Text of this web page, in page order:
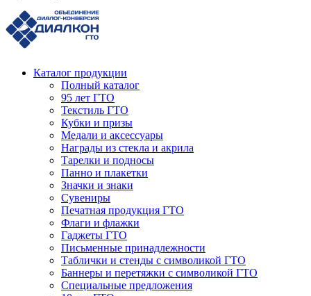
Каталог продукции
Полный каталог
95 лет ГТО
Текстиль ГТО
Кубки и призы
Медали и аксессуары
Награды из стекла и акрила
Тарелки и подносы
Панно и плакетки
Значки и знаки
Сувениры
Печатная продукция ГТО
Флаги и флажки
Гаджеты ГТО
Письменные принадлежности
Таблички и стенды с символикой ГТО
Баннеры и перетяжки с символикой ГТО
Специальные предложения